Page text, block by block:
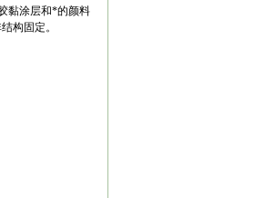
黏涂层和*的颜料
构固定。